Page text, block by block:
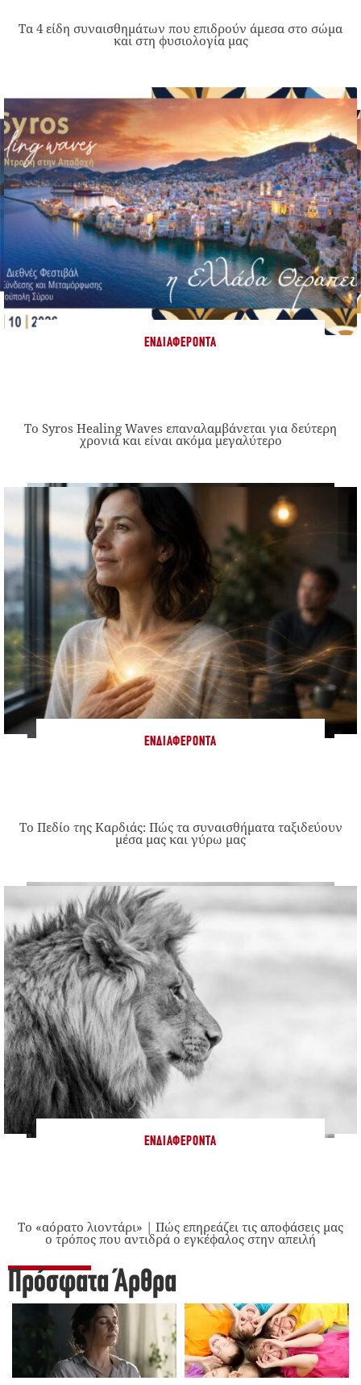
Τα 4 είδη συναισθημάτων που επιδρούν άμεσα στο σώμα
και στη φυσιολογία μας
ΕΝΔΙΑΦΈΡΟΝΤΑ
Το Syros Healing Waves επαναλαμβάνεται για δεύτερη
χρονιά και είναι ακόμα μεγαλύτερο
ΕΝΔΙΑΦΈΡΟΝΤΑ
Το Πεδίο της Καρδιάς: Πώς τα συναισθήματα ταξιδεύουν
μέσα μας και γύρω μας
ΕΝΔΙΑΦΈΡΟΝΤΑ
Το «αόρατο λιοντάρι» | Πώς επηρεάζει τις αποφάσεις μας
ο τρόπος που αντιδρά ο εγκέφαλος στην απειλή
Πρόσφατα Άρθρα